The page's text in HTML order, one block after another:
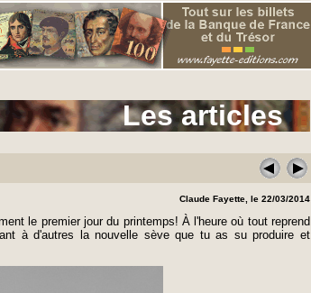
Claude Fayette, le 22/03/2014
le premier jour du printemps! À l'heure où tout reprend
à d'autres la nouvelle sève que tu as su produire et
Les articles